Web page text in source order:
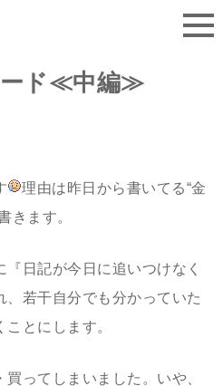
ード≪中編≫
理由は昨日から書いてる“金
きます。
日記が今日に追いつけなく
、若干自分でも分かっていた
とにします。
ってしまいました。いや、